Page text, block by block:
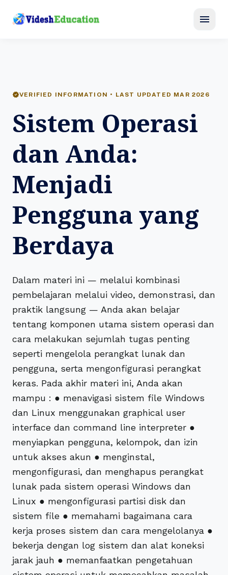
menu
verifiedVERIFIED INFORMATION • LAST UPDATED MAR 2026
Sistem Operasi
dan Anda:
Menjadi
Pengguna yang
Berdaya
Dalam materi ini — melalui kombinasi
pembelajaran melalui video, demonstrasi, dan
praktik langsung — Anda akan belajar
tentang komponen utama sistem operasi dan
cara melakukan sejumlah tugas penting
seperti mengelola perangkat lunak dan
pengguna, serta mengonfigurasi perangkat
keras. Pada akhir materi ini, Anda akan
mampu : ● menavigasi sistem file Windows
dan Linux menggunakan graphical user
interface dan command line interpreter ●
menyiapkan pengguna, kelompok, dan izin
untuk akses akun ● menginstal,
mengonfigurasi, dan menghapus perangkat
lunak pada sistem operasi Windows dan
Linux ● mengonfigurasi partisi disk dan
sistem file ● memahami bagaimana cara
kerja proses sistem dan cara mengelolanya ●
bekerja dengan log sistem dan alat koneksi
jarak jauh ● memanfaatkan pengetahuan